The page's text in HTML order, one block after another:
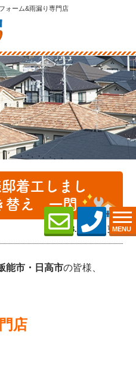
ォーム&雨漏り専門店
MENU
着工しまし
替え 一閃
2025.03.11 (Tue) 更新
能市・日高市の皆様、
店